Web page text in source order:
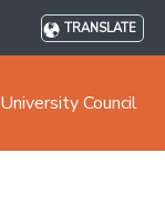
TRANSLATE
University Council